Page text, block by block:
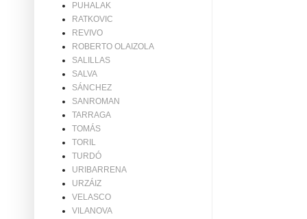
PUHALAK
RATKOVIC
REVIVO
ROBERTO OLAIZOLA
SALILLAS
SALVA
SÁNCHEZ
SANROMAN
TARRAGA
TOMÁS
TORIL
TURDÓ
URIBARRENA
URZÁIZ
VELASCO
VILANOVA